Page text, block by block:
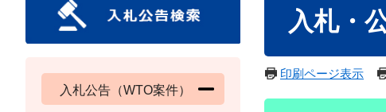
入札・
印刷ページ表示
入札公告（WTO案件）